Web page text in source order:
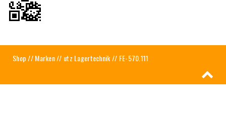
Shop//Marken// utz Lagertechnik// FE-570.111